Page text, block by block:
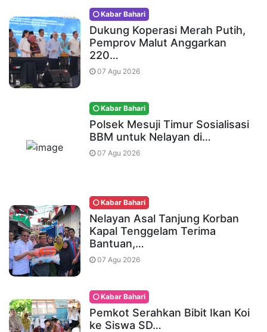
Kabar Bahari
Dukung Koperasi Merah Putih,
Pemprov Malut Anggarkan
220…
07 Agu 2026
Kabar Bahari
Polsek Mesuji Timur Sosialisasi
BBM untuk Nelayan di…
07 Agu 2026
Kabar Bahari
Nelayan Asal Tanjung Korban
Kapal Tenggelam Terima
Bantuan,…
07 Agu 2026
Kabar Bahari
Pemkot Serahkan Bibit Ikan Koi
ke Siswa SD…